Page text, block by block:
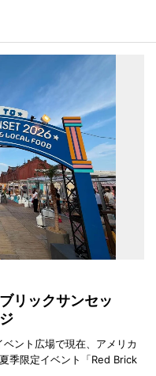
リックサンセッ
ジ
ント広場で現在、アメリカ
季限定イベント「Red Brick